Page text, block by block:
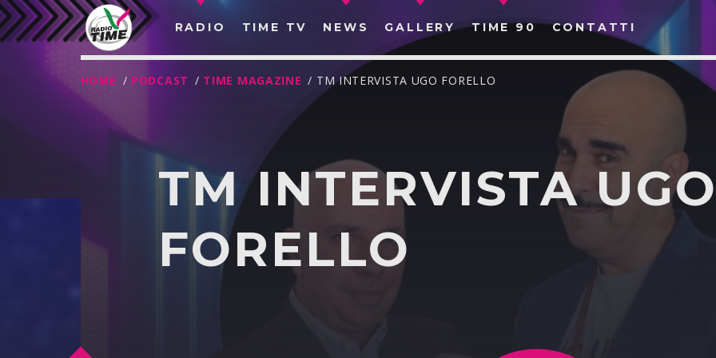
RADIO TIME TV NEWS GALLERY TIME 90 CONTATTI
CERCA NEL SITO WEB:
HOME / PODCAST / TIME MAGAZINE / TM INTERVISTA UGO FORELLO
TM INTERVISTA
FORELLO